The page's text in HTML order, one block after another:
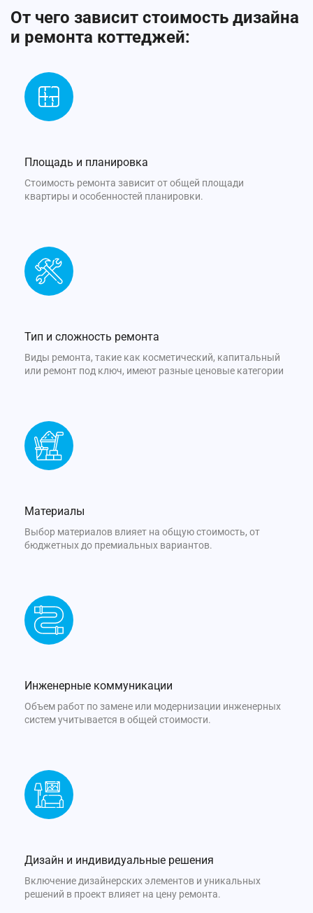
От чего зависит стоимость дизайна
и ремонта коттеджей:
Площадь и планировка
Стоимость ремонта зависит от общей площади
квартиры и особенностей планировки.
Тип и сложность ремонта
Виды ремонта, такие как косметический, капитальный
или ремонт под ключ, имеют разные ценовые категории
Материалы
Выбор материалов влияет на общую стоимость, от
бюджетных до премиальных вариантов.
Инженерные коммуникации
Объем работ по замене или модернизации инженерных
систем учитывается в общей стоимости.
Дизайн и индивидуальные решения
Включение дизайнерских элементов и уникальных
решений в проект влияет на цену ремонта.